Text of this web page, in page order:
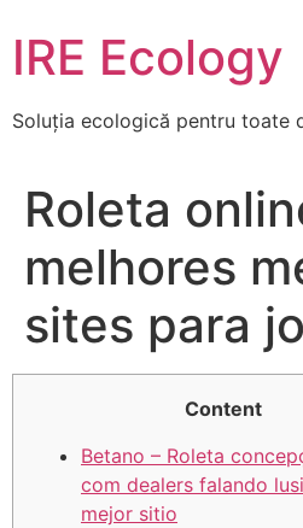
to
content
IRE Ecology
Soluția ecologică pentru toate
Roleta
melhores
sites para
Content
Betano – Roleta
com dealers falando
mejor sitio